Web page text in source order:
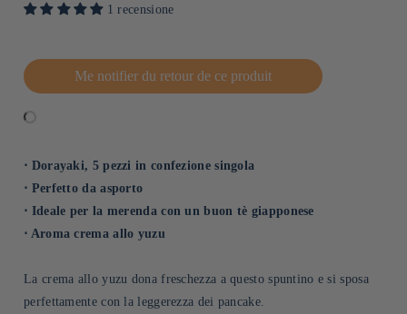
1 recensione
Me notifier du retour de ce produit
⋅ Dorayaki, 5 pezzi in confezione singola
⋅ Perfetto da asporto
⋅ Ideale per la merenda con un buon tè giapponese
⋅ Aroma crema allo yuzu
La crema allo yuzu dona freschezza a questo spuntino e si sposa
perfettamente con la leggerezza dei pancake.